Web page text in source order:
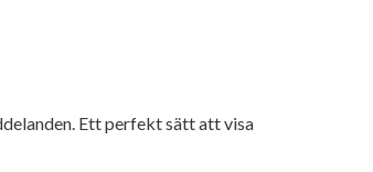
Ett perfekt sätt att visa